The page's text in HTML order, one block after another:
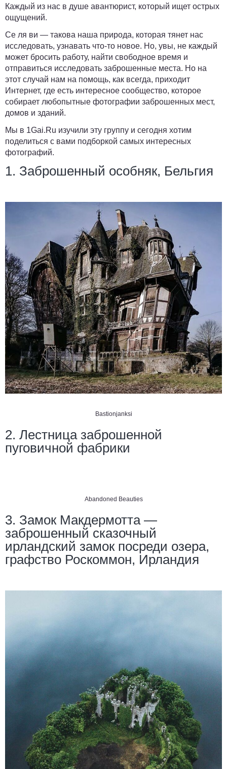
Каждый из нас в душе авантюрист, который ищет острых
ощущений.
Се ля ви — такова наша природа, которая тянет нас
исследовать, узнавать что-то новое. Но, увы, не каждый
может бросить работу, найти свободное время и
отправиться исследовать заброшенные места. Но на
этот случай нам на помощь, как всегда, приходит
Интернет, где есть интересное сообщество, которое
собирает любопытные фотографии заброшенных мест,
домов и зданий.
Мы в 1Gai.Ru изучили эту группу и сегодня хотим
поделиться с вами подборкой самых интересных
фотографий.
1. Заброшенный особняк, Бельгия
Bastionjanksi
2. Лестница заброшенной
пуговичной фабрики
Abandoned Beauties
3. Замок Макдермотта —
заброшенный сказочный
ирландский замок посреди озера,
графство Роскоммон, Ирландия